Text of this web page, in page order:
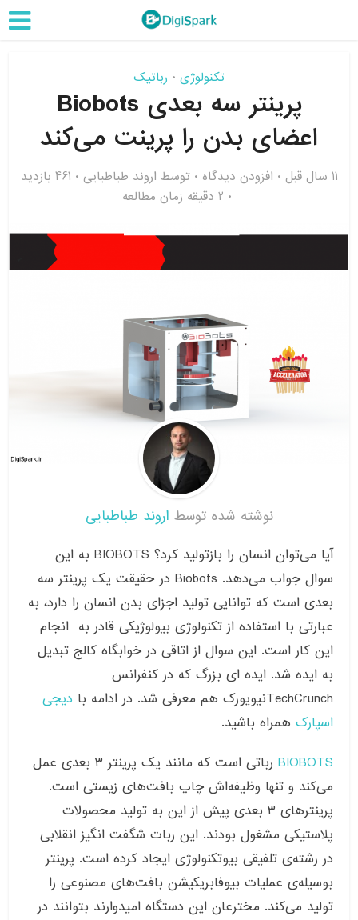
تکنولوژی • رباتیک
پرینتر سه بعدی Biobots
اعضای بدن را پرینت می‌کند
11 سال قبل افزودن دیدگاه توسط اروند طباطبایی
461 بازدید
2 دقیقه زمان مطالعه
نوشته شده توسط اروند طباطبایی
آیا می‌توان انسان را بازتولید کرد؟ BIOBOTS به این
سوال جواب می‌دهد. Biobots در حقیقت یک پرینتر سه
بعدی است که توانایی تولید اجزای بدن انسان را دارد، به
عبارتی با استفاده از تکنولوژی بیولوژیکی قادر به انجام
این کار است. این سوال از اتاقی در خوابگاه کالج تبدیل
به ایده شد. ایده ای بزرگ که در کنفرانس
TechCrunchنیویورک هم معرفی شد. در ادامه با
دیجی
اسپارک همراه باشید.
BIOBOTS
رباتی است که مانند یک پرینتر ۳ بعدی عمل
می‌کند و تنها وظیفه‌اش چاپ بافت‌های زیستی است.
پرینترهای ۳ بعدی پیش از این به تولید محصولات
پلاستیکی مشغول بودند. این ربات شگفت انگیز انقلابی
در رشته‌ی تلفیقی بیوتکنولوژی ایجاد کرده است. پرینتر
بوسیله‌ی عملیات بیوفابریکیشن بافت‌های مصنوعی را
تولید می‌کند. مخترعان این دستگاه امیدوارند بتوانند در